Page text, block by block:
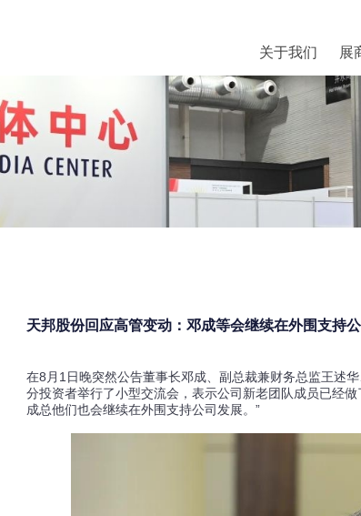
关于我们 展
天邦股份回应高管变动：邓成等会继续在外围支持
在8月1日晚突然公告董事长邓成、副总裁兼财务总监王述
分投资者举行了小型交流会，表示公司新老团队成员已经
成总他们也会继续在外围支持公司发展。”